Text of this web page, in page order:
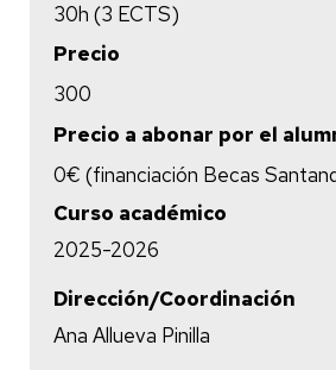
30h (3 ECTS)
Precio
300
Precio a abonar por el
0€ (financiación Becas
Curso académico
2025-2026
Dirección/Coordinación
Ana Allueva Pinilla